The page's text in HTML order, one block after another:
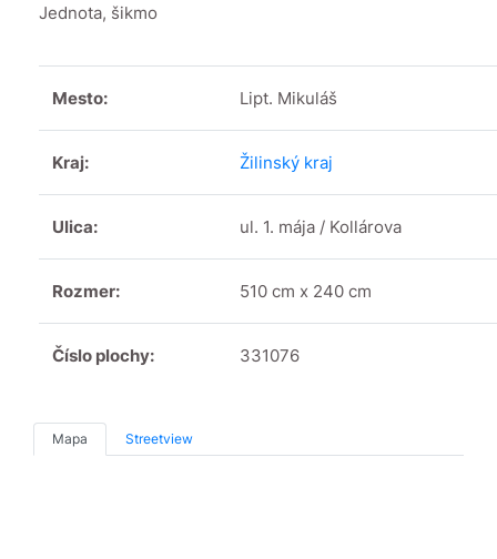
Jednota, šikmo
Mesto: Lipt. Mikuláš
Kraj: Žilinský kraj
Ulica: ul. 1. mája / Kollárova
Rozmer: 510 cm x 240 cm
Číslo plochy: 331076
Mapa Streetview